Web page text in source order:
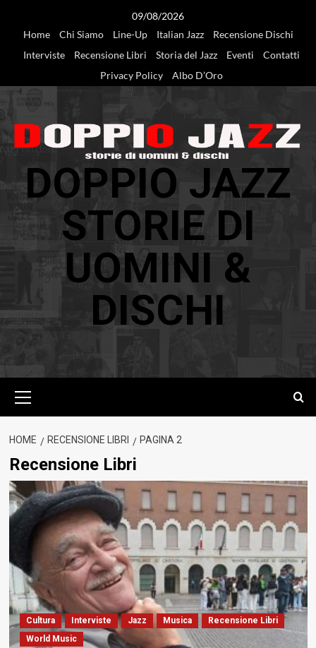
09/08/2026
Home
Chi Siamo Line-Up Italian Jazz
Recensione Dischi
Interviste
Recensione Libri Storia del Jazz Eventi
Contatti
Privacy Policy
Albo D’Oro
DOPPIO JAZZ
STORIE DI
UOMINI &
DISCHI
principale
HOME RECENSIONE LIBRI PAGINA 2
Recensione Libri
Cultura Interviste Jazz Musica
Recensione Libri
World Music